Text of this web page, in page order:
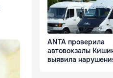
ANTA проверила
автовокзалы
выявила